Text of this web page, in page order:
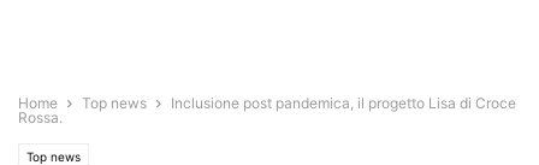
Home Top news
Inclusione post pandemica, il progetto Lisa di Croce
Rossa.
Top news